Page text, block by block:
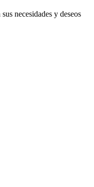
necesidades y deseos